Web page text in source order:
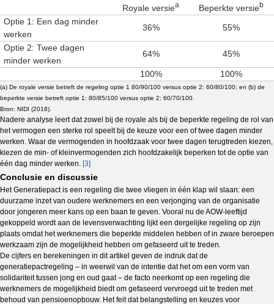
Royale versiea Beperkte versieb
Optie 1: Een dag minder
werken
36% 55%
Optie 2: Twee dagen
minder werken
64% 45%
100% 100%
(a) De royale versie betreft de regeling optie 1 80/90/100 versus optie 2: 60/80/100; en (b) de
beperkte versie betreft optie 1: 80/85/100 versus optie 2: 60/70/100.
Bron: NIDI (2018).
Nadere analyse leert dat zowel bij de royale als bij de beperkte regeling de rol van
het vermogen een sterke rol speelt bij de keuze voor een of twee dagen minder
werken. Waar de vermogenden in hoofdzaak voor twee dagen terugtreden kiezen,
kiezen de min- of kleinvermogenden zich hoofdzakelijk beperken tot de optie van
één dag minder werken. [3]
Conclusie en discussie
Het Generatiepact is een regeling die twee vliegen in één klap wil slaan: een
duurzame inzet van oudere werknemers en een verjonging van de organisatie
door jongeren meer kans op een baan te geven. Vooral nu de AOW-leeftijd
gekoppeld wordt aan de levensverwachting lijkt een dergelijke regeling op zijn
plaats omdat het werknemers die beperkte middelen hebben of in zware beroepen
werkzaam zijn de mogelijkheid hebben om gefaseerd uit te treden.
De cijfers en berekeningen in dit artikel geven de indruk dat de
generatiepactregeling – in weerwil van de intentie dat het om een vorm van
solidariteit tussen jong en oud gaat – de facto neerkomt op een regeling die
werknemers de mogelijkheid biedt om gefaseerd vervroegd uit te treden met
behoud van pensioenopbouw. Het feit dat belangstelling en keuzes voor